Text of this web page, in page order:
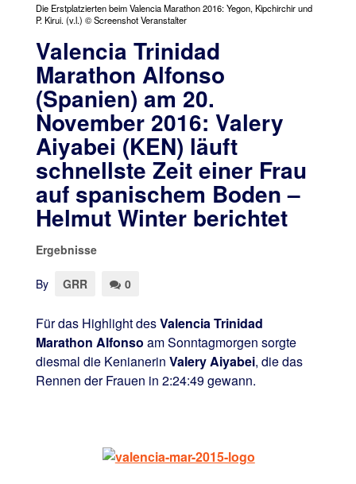
Die Erstplatzierten beim Valencia Marathon 2016: Yegon, Kipchirchir und
P. Kirui. (v.l.) © Screenshot Veranstalter
Valencia Trinidad
Marathon Alfonso
(Spanien) am 20.
November 2016: Valery
Aiyabei (KEN) läuft
schnellste Zeit einer Frau
auf spanischem Boden –
Helmut Winter berichtet
Ergebnisse
By GRR 0
Für das Highlight desValencia Trinidad
Marathon Alfonso am Sonntagmorgen sorgte
diesmal die Kenianerin Valery Aiyabei, die das
Rennen der Frauen in 2:24:49 gewann.